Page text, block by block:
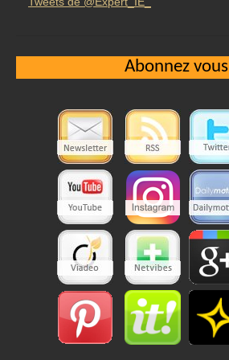
Abonnez vous